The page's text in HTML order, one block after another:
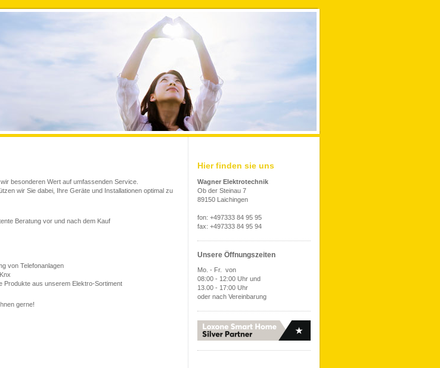
besonderen Wert auf umfassenden Service.
wir Sie dabei, Ihre Geräte und Installationen optimal zu
Beratung vor und nach dem Kauf
von Telefonanlagen
Produkte aus unserem Elektro-Sortiment
gerne!
Hier finden sie uns
Wagner Elektrotechnik
Ob der Steinau 7
89150 Laichingen
fon: +497333 84 95 95
fax: +497333 84 95 94
Unsere Öffnungszeiten
Mo. - Fr. von
08:00 - 12:00 Uhr und
13.00 - 17:00 Uhr
oder nach Vereinbarung